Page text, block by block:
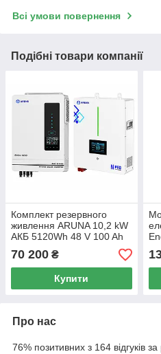
Всі умови повернення
Подібні товари компанії
Комплект резервного
живлення ARUNA 10,2 kW
АКБ 5120Wh 48 V 100 Ah
70 200 ₴
Купити
Про нас
76% позитивних з 164 відгуків за